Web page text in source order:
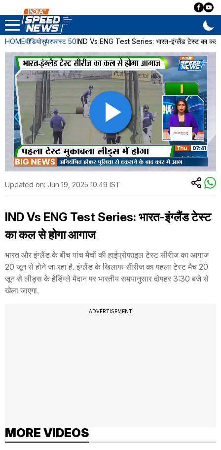
HOMEवीडियोसुपरफास्ट 50IND Vs ENG Test Series: भारत-इंग्लैंड टेस्ट का कल
Updated on: Jun 19, 2025 10:49 IST
IND Vs ENG Test Series: भारत-इंग्लैंड टेस्ट
का कल से होगा आगाज
भारत और इंग्लैंड के बीच पांच मैचों की हाईप्रोफाइल टेस्ट सीरीज का आगाज
20 जून से होने जा रहा है. इंग्लैंड के खिलाफ सीरीज का पहला टेस्ट मैच 20
जून से लीड्स के हेडिंग्ले मैदान पर भारतीय समयानुसार दोपहर 3:30 बजे से
खेला जाएगा.
ADVERTISEMENT
MORE VIDEOS